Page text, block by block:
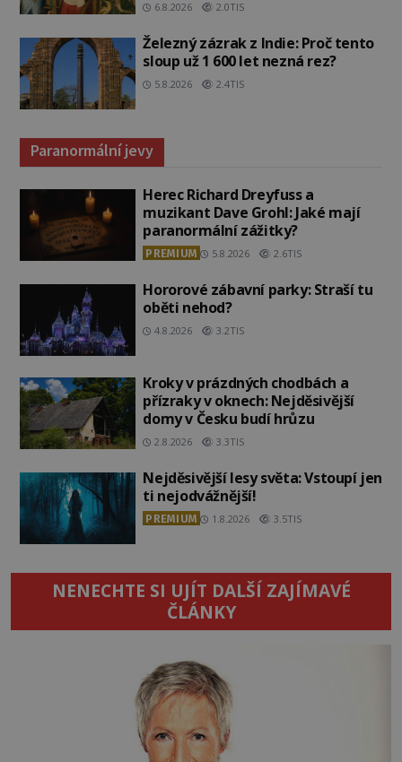
6.8.2026 2.0TIS
Železný zázrak z Indie: Proč tento
sloup už 1 600 let nezná rez?
5.8.2026 2.4TIS
Paranormální jevy
Herec Richard Dreyfuss a
muzikant Dave Grohl: Jaké mají
paranormální zážitky?
PREMIUM 5.8.2026 2.6TIS
Hororové zábavní parky: Straší tu
oběti nehod?
4.8.2026 3.2TIS
Kroky v prázdných chodbách a
přízraky v oknech: Nejděsivější
domy v Česku budí hrůzu
2.8.2026 3.3TIS
Nejděsivější lesy světa: Vstoupí jen
ti nejodvážnější!
PREMIUM 1.8.2026 3.5TIS
NENECHTE SI UJÍT DALŠÍ ZAJÍMAVÉ
ČLÁNKY